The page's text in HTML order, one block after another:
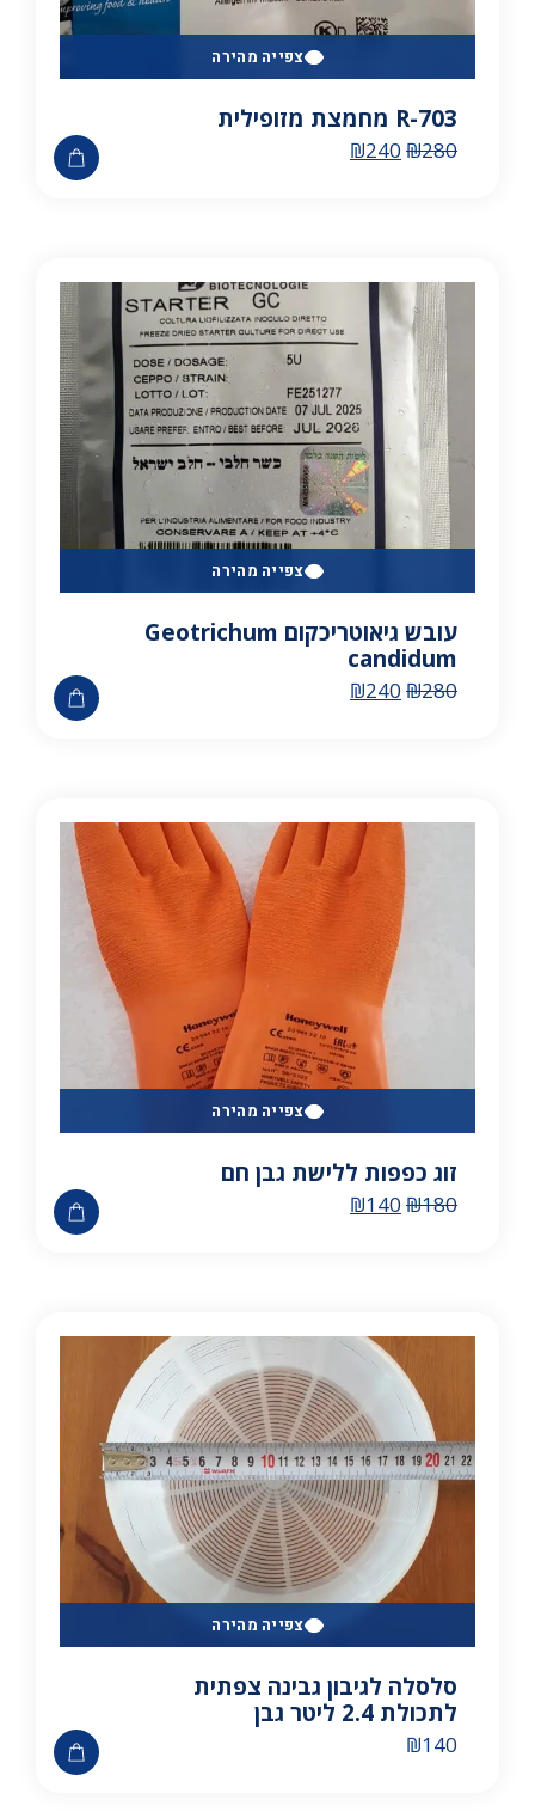
צפייה מהירה
R-703 מחמצת מזופילית
₪280
₪240
צפייה מהירה
עובש גיאוטריכקום Geotrichum
candidum
₪280
₪240
צפייה מהירה
זוג כפפות ללישת גבן חם
₪180
₪140
צפייה מהירה
סלסלה לגיבון גבינה צפתית
לתכולת 2.4 ליטר גבן
₪140